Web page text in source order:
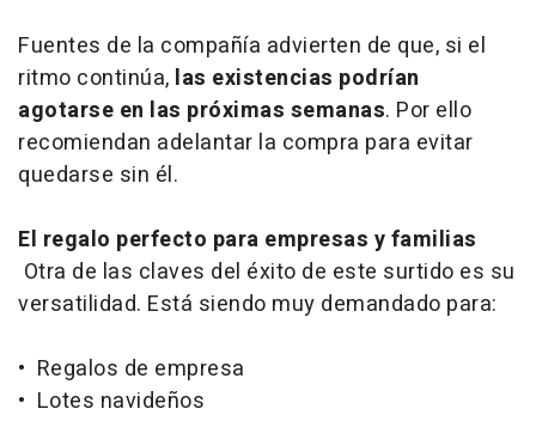
Fuentes de la compañía advierten de que, si el
ritmo continúa, las existencias podrían
agotarse en las próximas semanas. Por ello
recomiendan adelantar la compra para evitar
quedarse sin él.
El regalo perfecto para empresas y familias
Otra de las claves del éxito de este surtido es su
versatilidad. Está siendo muy demandado para:
• Regalos de empresa
• Lotes navideños